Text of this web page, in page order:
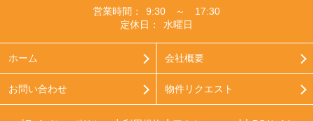
営業時間：
9:30 ～ 17:30
定休日：
水曜日
ホーム 会社概要
お問い合わせ 物件リクエスト